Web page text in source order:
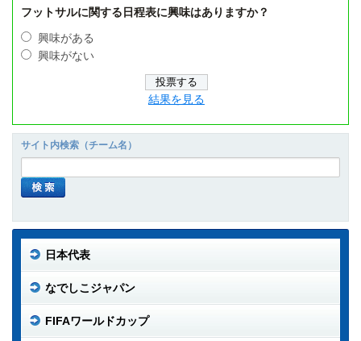
フットサルに関する日程表に興味はありますか？
興味がある
興味がない
結果を見る
サイト内検索（チーム名）
日本代表
なでしこジャパン
FIFAワールドカップ